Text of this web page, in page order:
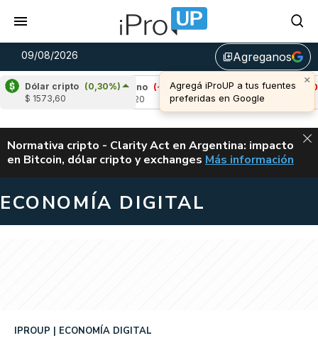
09/08/2026 library_addAgreganos
×
Agregá iProUP a tus fuentes
preferidas en Google
Dólar cripto (0,30%)
$ 1573,60
Cardano
(-1,81%)
Avalanche (-
u$s 6,48
ALERTA
Normativa cripto - Clarity Act en Argentina: impacto
en Bitcoin, dólar cripto y exchanges CLARITY ACT EN
Más información
ECONOMÍA DIGITAL
IPROUP ECONOMÍA DIGITAL